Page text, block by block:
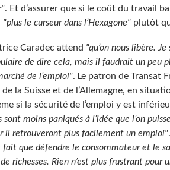
. Et d’assurer que si le coût du travail
"plus le curseur dans l’Hexagone" plutôt
Caradec attend "qu’on nous libère. Je
de dire cela, mais il faudrait un peu
de l’emploi". Le patron de Transat
de la Suisse et de l’Allemagne, en
si la sécurité de l’emploi y est
sont moins paniqués à l’idée que l’on
il retrouveront plus facilement un emploi"
fait que défendre le consommateur et le
richesses. Rien n’est plus frustrant pour